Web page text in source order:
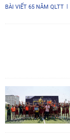
BÀI VIẾT 65 NĂM QLTT